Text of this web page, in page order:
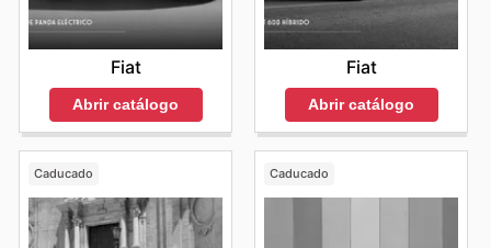
Fiat
Abrir catálogo
Fiat
Abrir catálogo
Caducado Caducado